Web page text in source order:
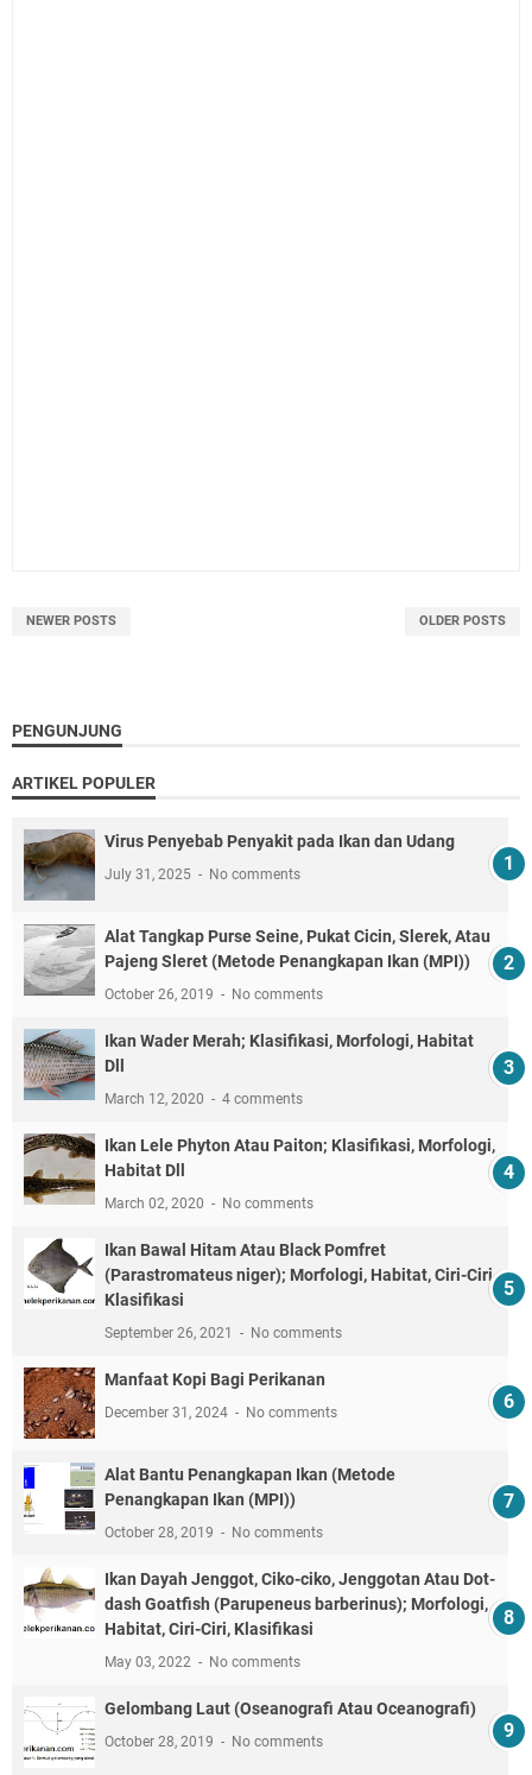
NEWER POSTS OLDER POSTS
PENGUNJUNG
ARTIKEL POPULER
Virus Penyebab Penyakit pada Ikan dan Udang
July 31, 2025 No comments
Alat Tangkap Purse Seine, Pukat Cicin, Slerek, Atau
Pajeng Sleret (Metode Penangkapan Ikan (MPI))
October 26, 2019 No comments
Ikan Wader Merah; Klasifikasi, Morfologi, Habitat
Dll
March 12, 2020 4 comments
Ikan Lele Phyton Atau Paiton; Klasifikasi, Morfologi,
Habitat Dll
March 02, 2020 No comments
Ikan Bawal Hitam Atau Black Pomfret
(Parastromateus niger); Morfologi, Habitat, Ciri-Ciri,
Klasifikasi
September 26, 2021 No comments
Manfaat Kopi Bagi Perikanan
December 31, 2024 No comments
Alat Bantu Penangkapan Ikan (Metode
Penangkapan Ikan (MPI))
October 28, 2019 No comments
Ikan Dayah Jenggot, Ciko-ciko, Jenggotan Atau Dot-
dash Goatfish (Parupeneus barberinus); Morfologi,
Habitat, Ciri-Ciri, Klasifikasi
May 03, 2022 No comments
Gelombang Laut (Oseanografi Atau Oceanografi)
October 28, 2019 No comments